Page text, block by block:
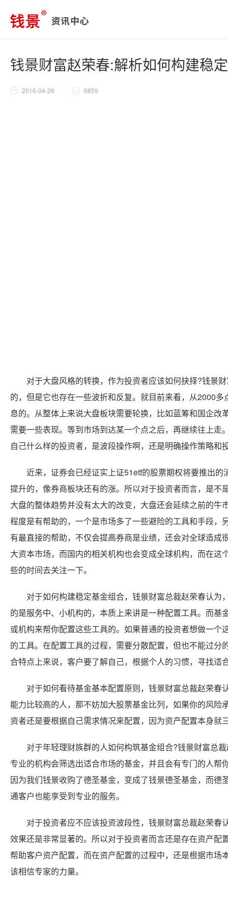
钱景财富赵荣春:解析如何构建稳
2016-04-26 6859
对于大盘风格的转换，作为投资者应该如何抉择?钱景
的，但是它也存在一些波折和反复。就目前来看，从2000
息的。从整体上来说大盘板块需要轮换，比如蓝筹和国企
需要一些表现。等到市场到达某一个点之后，再继续往上
自己什么样的投资者，是波段操作啊，还是明确操作策略和
近来，证券会已经证实上证51etf的股票期权将要推出的
提升的，像券商板块还有的涨。所以对于投资者而言，是
大盘的整体趋势并没有太大的改变，大盘还会延续之前的
程度是有帮助的，一个是市场多了一些避险的工具和手段
有最直接的帮助，不仅会提高券商是业绩，还会对全球造
大资本市场，而国内的相关机构也会变成全球机构，而在
些的时间去关注一下。
对于如何构建稳定基金组合，钱景财富总裁赵荣春认为
的是服务中、小机构的，本质上来讲是一种配置工具。而
或机构来帮你配置这些工具的。如果普通的投资者想做一
的工具。在配置工具的过程，需要分散配置，但也不能过
合特点上来说，客户要了解自己，根据个人的习惯，寻找适
对于如何看待基金基本配置原则，钱景财富总裁赵荣春
能力比较高的人，那不妨加大股票基金比列，如果你的风
资者还是要根据自己需求情况来配置，因为资产配置本身就
对于年轻理财族群的人如何构筑基金组合?钱景财富总
专业的机构会筛选出适合市场的基金，并且会有专门的人
因为我们钱景收购了德圣基金，变成了钱景德圣基金，而
通客户也能享受到专业的服务。
对于投资者应不应该投资波段性，钱景财富总裁赵荣春
效果还是非常显著的。所以对于投资者而言还是存在资产
帮助客户资产配置，而在资产配置的过程中，还是根据市
该相信专家的力量。